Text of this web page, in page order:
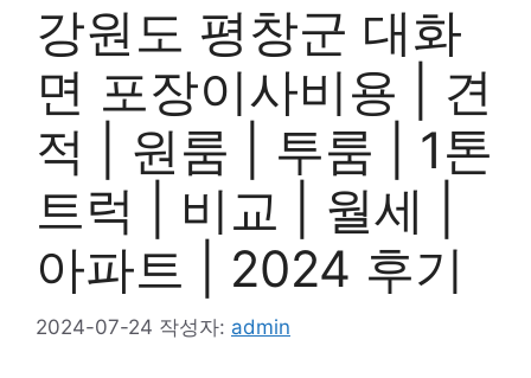
강원도 평창군 대화
면 포장이사비용 | 견
적 | 원룸 | 투룸 | 1톤
트럭 | 비교 | 월세 |
아파트 | 2024 후기
2024-07-24 작성자: admin